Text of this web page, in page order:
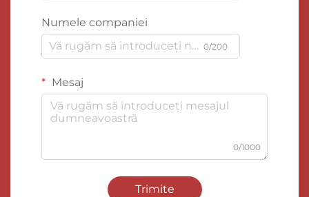
Numele companiei
0/200
Mesaj
0/1000
Trimite